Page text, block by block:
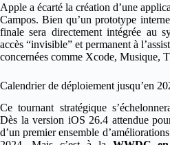
Apple a écarté la création d’une
Campos. Bien qu’un prototype
finale sera directement intégrée au
accès “invisible” et permanent à
concernées comme Xcode, Musique,
Calendrier de déploiement jusqu’en
Ce tournant stratégique
Dès la version iOS 26.4 attendue
d’un premier ensemble